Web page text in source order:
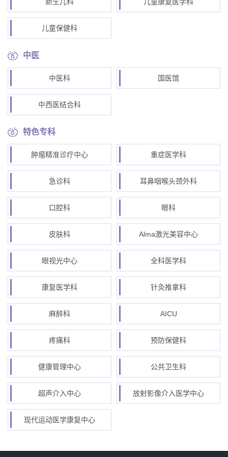
儿童保健科
中医
中医科 国医馆
中西医结合科
特色专科
肿瘤精准诊疗中心 重症医学科
急诊科 耳鼻咽喉头颈外科
口腔科 眼科
皮肤科 Alma激光美容中心
眼视光中心 全科医学科
康复医学科 针灸推拿科
麻醉科 AICU
疼痛科 预防保健科
健康管理中心 公共卫生科
超声介入中心 放射影像介入医学中心
现代运动医学康复中心